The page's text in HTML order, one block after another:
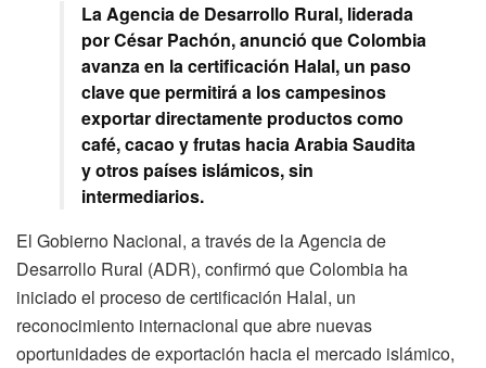
La Agencia de Desarrollo Rural, liderada
por César Pachón, anunció que Colombia
avanza en la certificación Halal, un paso
clave que permitirá a los campesinos
exportar directamente productos como
café, cacao y frutas hacia Arabia Saudita
y otros países islámicos, sin
intermediarios.
El Gobierno Nacional, a través de la Agencia de
Desarrollo Rural (ADR), confirmó que Colombia ha
iniciado el proceso de certificación Halal, un
reconocimiento internacional que abre nuevas
oportunidades de exportación hacia el mercado islámico,